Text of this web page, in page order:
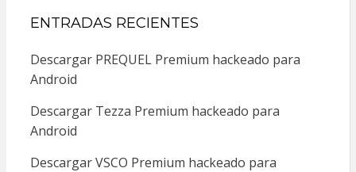
ENTRADAS RECIENTES
Descargar PREQUEL Premium hackeado para
Android
Descargar Tezza Premium hackeado para
Android
Descargar VSCO Premium hackeado para